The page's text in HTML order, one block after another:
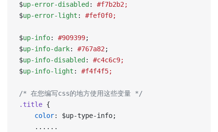
$up-error-disabled : #f7b2b2;
$up-error-light : #fef0f0;
$up-info: #909399;
$up-info-dark: #767a82 ;
$up-info-disabled : #c4c6c9;
$up-info-light : #f4f4f5;
/* 在您编写css的地方使用这些变量 */
.title {
	color
: $up-type-info;
	......